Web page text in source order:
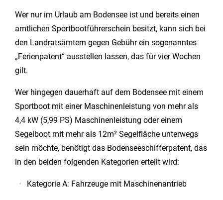
Wer nur im Urlaub am Bodensee ist und bereits einen
amtlichen Sportbootführerschein besitzt, kann sich bei
den Landratsämtern gegen Gebühr ein sogenanntes
„Ferienpatent“ ausstellen lassen, das für vier Wochen
gilt.
Wer hingegen dauerhaft auf dem Bodensee mit einem
Sportboot mit einer Maschinenleistung von mehr als
4,4 kW (5,99 PS) Maschinenleistung oder einem
Segelboot mit mehr als 12m² Segelfläche unterwegs
sein möchte, benötigt das Bodenseeschifferpatent, das
in den beiden folgenden Kategorien erteilt wird:
Kategorie A: Fahrzeuge mit Maschinenantrieb